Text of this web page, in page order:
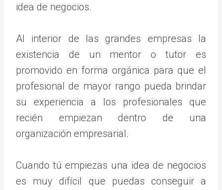
idea de negocios.
Al interior de las grandes empresas la
existencia de un mentor o tutor es
promovido en forma orgánica para que el
profesional de mayor rango pueda brindar
su experiencia a los profesionales que
recién empiezan dentro de una
organización empresarial.
Cuando tú empiezas una idea de negocios
es muy difícil que puedas conseguir a